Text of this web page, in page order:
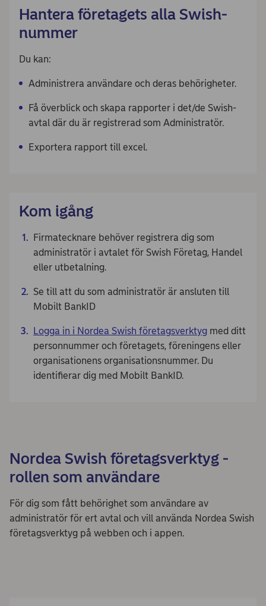
Hantera företagets alla Swish-
nummer
Du kan:
Administrera användare och deras behörigheter.
Få överblick och skapa rapporter i det/de Swish-
avtal där du är registrerad som Administratör.
Exportera rapport till excel.
Kom igång
Firmatecknare behöver registrera dig som
administratör i avtalet för Swish Företag, Handel
eller utbetalning.
Se till att du som administratör är ansluten till
Mobilt BankID
Logga in i Nordea Swish företagsverktyg med ditt
personnummer och företagets, föreningens eller
organisationens organisationsnummer. Du
identifierar dig med Mobilt BankID.
Nordea Swish företagsverktyg -
rollen som användare
För dig som fått behörighet som användare av
administratör för ert avtal och vill använda Nordea Swish
företagsverktyg på webben och i appen.